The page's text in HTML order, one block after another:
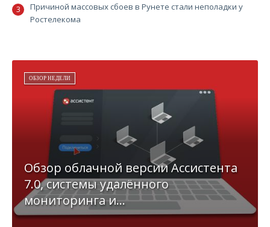
Причиной массовых сбоев в Рунете стали неполадки у
Ростелекома
ОБЗОР НЕДЕЛИ
Обзор облачной версии Ассистента
7.0, системы удалённого
мониторинга и...